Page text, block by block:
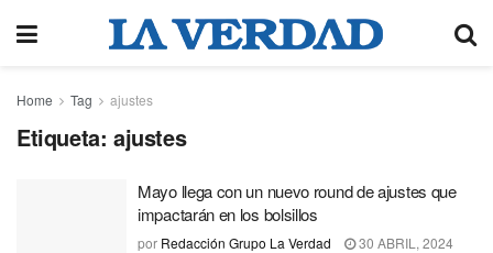
Home Tag ajustes
Etiqueta: ajustes
Mayo llega con un nuevo round de ajustes que
impactarán en los bolsillos
por Redacción Grupo La Verdad
30 ABRIL, 2024